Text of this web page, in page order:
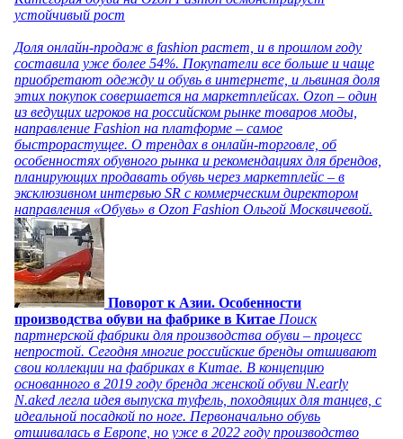
устойчивый рост
Доля онлайн-продаж в fashion растет, и в прошлом году
составила уже более 54%. Покупатели все больше и чаще
приобретают одежду и обувь в интернете, и львиная доля
этих покупок совершается на маркетплейсах. Ozon – один
из ведущих игроков на российском рынке товаров моды,
направление Fashion на платформе – самое
быстрорастущее. О трендах в онлайн-торговле, об
особенностях обувного рынка и рекомендациях для брендов,
планирующих продавать обувь через маркетплейс – в
эксклюзивном интервью SR с коммерческим директором
направления «Обувь» в Ozon Fashion Ольгой Москвичевой.
Поворот к Азии. Особенности
производства обуви на фабрике в Китае Поиск
партнерской фабрики для производства обуви – процесс
непростой. Сегодня многие российские бренды отшивают
свои коллекции на фабриках в Китае. В концепцию
основанного в 2019 году бренда женской обуви N.early
N.aked легла идея выпуска туфель, походящих для танцев, с
идеальной посадкой по ноге. Первоначально обувь
отшивалась в Европе, но уже в 2022 году производство